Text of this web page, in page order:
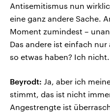
Antisemitismus nun
eine ganz andere Sache.
Moment zumindest –
Das andere ist einfach
so etwas haben? Ich nicht.
Beyrodt: Ja, aber ich
stimmt, das ist nicht
Angestrengte ist